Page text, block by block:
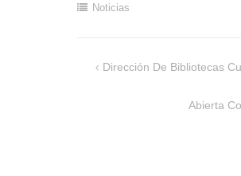
Noticias
Navegación
Dirección De Bibliotecas
Abierta